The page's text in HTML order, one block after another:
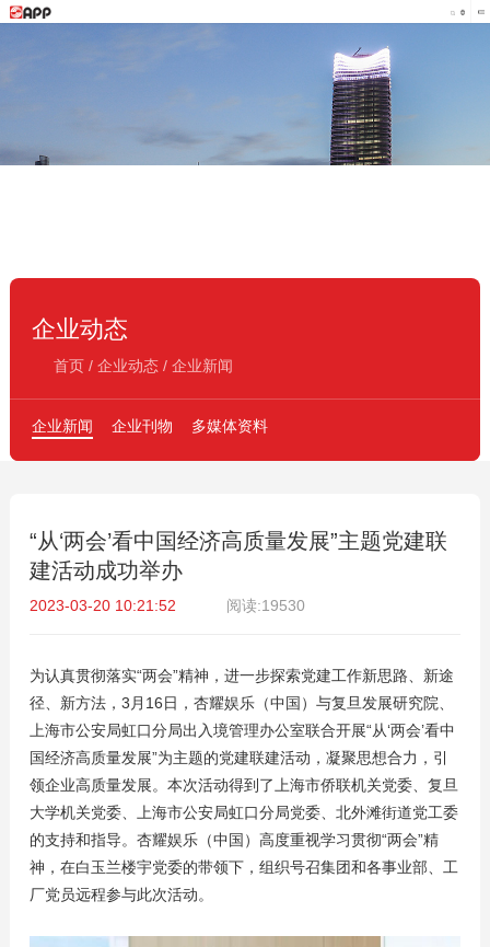
企业动态
首页/ 企业动态/ 企业新闻
企业新闻 企业刊物 多媒体资料
“从‘两会’看中国经济高质量发展”主题党建联
建活动成功举办
2023-03-20 10:21:52 阅读:19530
为认真贯彻落实“两会”精神，进一步探索党建工作新思路、新途
径、新方法，3月16日，杏耀娱乐（中国）与复旦发展研究院、
上海市公安局虹口分局出入境管理办公室联合开展“从‘两会’看中
国经济高质量发展”为主题的党建联建活动，凝聚思想合力，引
领企业高质量发展。本次活动得到了上海市侨联机关党委、复旦
大学机关党委、上海市公安局虹口分局党委、北外滩街道党工委
的支持和指导。杏耀娱乐（中国）高度重视学习贯彻“两会”精
神，在白玉兰楼宇党委的带领下，组织号召集团和各事业部、工
厂党员远程参与此次活动。